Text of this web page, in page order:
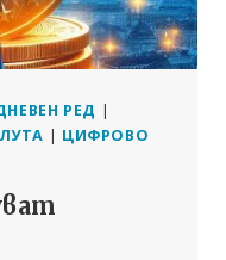
РЕД |
| ЦИФРОВО